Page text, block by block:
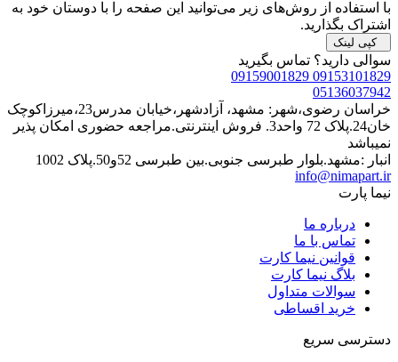
با استفاده از روش‌های زیر می‌توانید این صفحه را با دوستان خود به
اشتراک بگذارید.
کپی لینک
سوالی دارید؟ تماس بگیرید
09153101829 09159001829
05136037942
خراسان رضوی،شهر: مشهد، آزادشهر،خیابان مدرس23،میرزاکوچک
خان24.پلاک 72 واحد3. فروش اینترنتی.مراجعه حضوری امکان پذیر
نمیباشد
انبار :مشهد.بلوار طبرسی جنوبی.بین طبرسی 52و50.پلاک 1002
info@nimapart.ir
نیما پارت
درباره ما
تماس با ما
قوانین نیما کارت
بلاگ نیما کارت
سوالات متداول
خرید اقساطی
دسترسی سریع